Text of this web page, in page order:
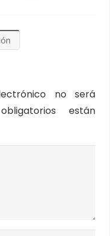
no será
están